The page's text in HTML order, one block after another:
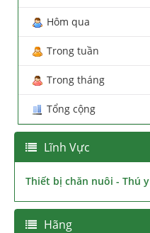
Hôm qua
Trong tuần
Trong tháng
Tổng cộng
Lĩnh Vực
Thiết bị chăn nuôi - Thú y
Hãng